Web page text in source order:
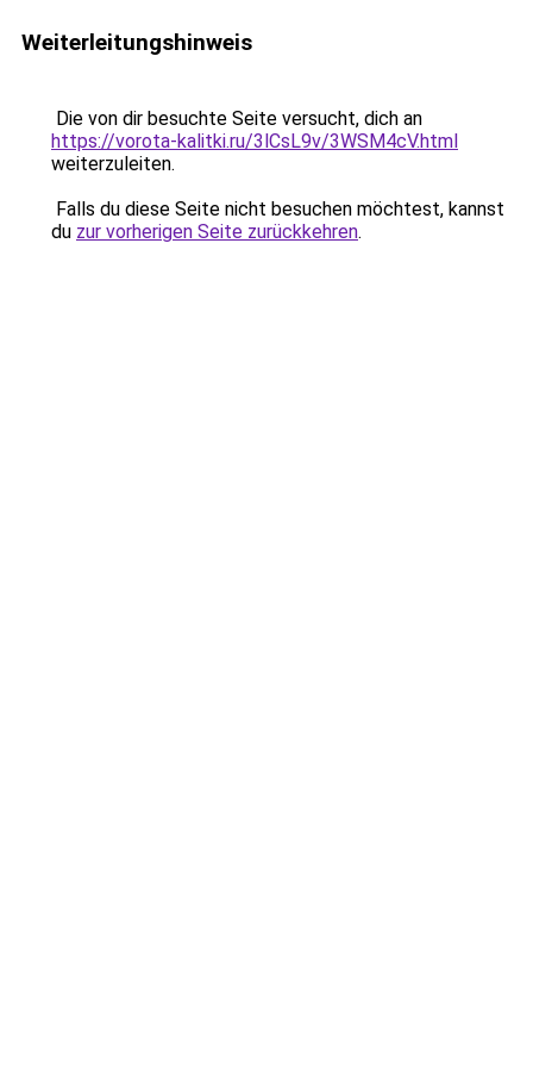
Weiterleitungshinweis
Die von dir besuchte Seite versucht, dich an
https://vorota-kalitki.ru/3lCsL9v/3WSM4cV.html
weiterzuleiten.
Falls du diese Seite nicht besuchen möchtest, kannst
du zur vorherigen Seite zurückkehren.